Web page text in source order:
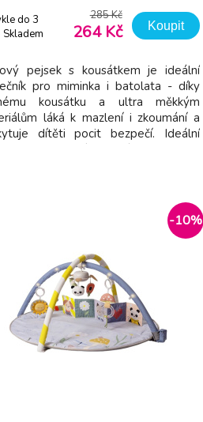
do 3
Skladem
285 Kč
264 Kč Koupit
pejsek s kousátkem je ideální
pro miminka i batolata - díky
kousátku a ultra měkkým
láká k mazlení i zkoumání a
dítěti pocit bezpečí. Ideální
-10%